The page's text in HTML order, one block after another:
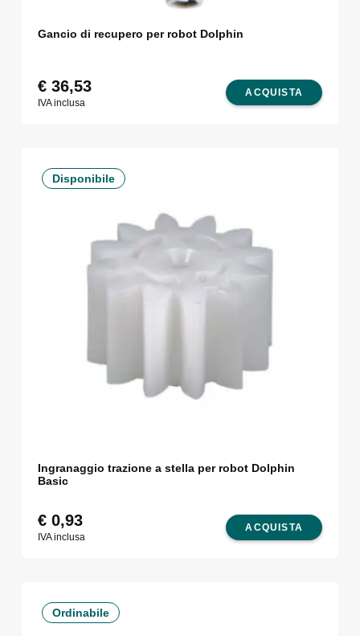
Gancio di recupero per robot Dolphin
ACQUISTA
€36,53
IVA inclusa
Disponibile
Ingranaggio trazione a stella per robot Dolphin
Basic
ACQUISTA
€0,93
IVA inclusa
Ordinabile